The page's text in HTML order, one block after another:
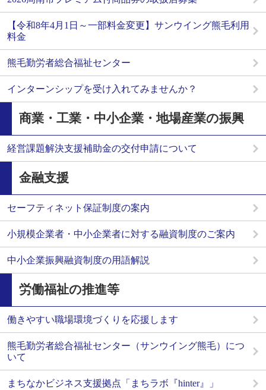
【令和8年4月1日～一部料金変更】サンウイング熊毛利用
料金
熊毛勤労者総合福祉センター
インターンシップを受け入れてみませんか？
商業・工業・中小企業・地場産業の振興
経営課題解決支援補助金の交付申請について
金融支援
セーフティネット保証制度の案内
小規模企業者・中小企業者に対する融資制度のご案内
中小企業振興融資制度の用語解説
労働福祉の推進等
働きやすい職場環境づくりを応援します
熊毛勤労者総合福祉センター（サンウイング熊毛）につ
いて
まちなかビジネス支援拠点「まちラボ『hinter』」